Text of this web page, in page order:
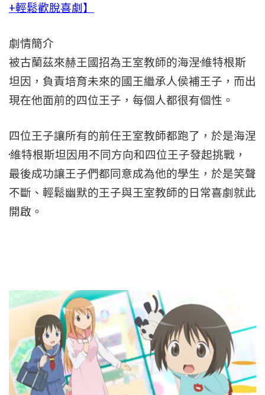
+輕鬆歡脫喜劇】
劇情簡介
被古蘭茲來赫王國招為王室教師的海涅·維特根斯
坦因，負責培育未來的國王繼承人侯補王子，而出
現在他面前的四位王子，每個人都很有個性。
四位王子讓所有的前任王室教師都跑了，於是海涅
·維特根斯坦因用不同方向和四位王子發起挑戰，
最後成功讓王子們都同意成為他的學生，於是笑聲
不斷、輕鬆幽默的王子與王室教師的日常喜劇就此
開啟。